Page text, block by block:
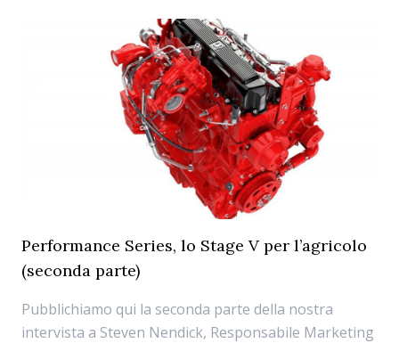
Performance Series, lo Stage V per l’agricolo
(seconda parte)
Pubblichiamo qui la seconda parte della nostra
intervista a Steven Nendick, Responsabile Marketing